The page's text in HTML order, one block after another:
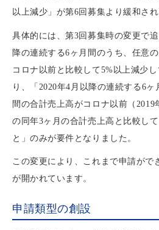
以上減少」が第6回募集より緩和され
具体的には、第3回募集時の変更で
降の連続する6ヶ月間のうち、任意
コロナ以前と比較して5%以上減少
り、「2020年4月以降の連続する6
間の合計売上高がコロナ以前（2019
の同年3ヶ月の合計売上高と比較し
と」のみが要件となりました。
この変更により、これまで申請がで
が開かれています。
申請類型の創設